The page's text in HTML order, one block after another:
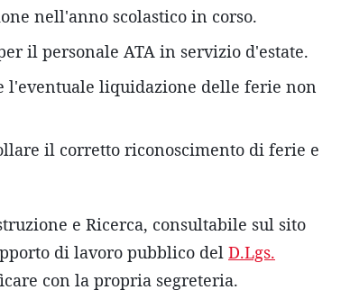
nell'anno scolastico in corso.
il personale ATA in servizio d'estate.
l'eventuale liquidazione delle ferie non
il corretto riconoscimento di ferie e
e Ricerca, consultabile sul sito
di lavoro pubblico del D.Lgs.
con la propria segreteria.